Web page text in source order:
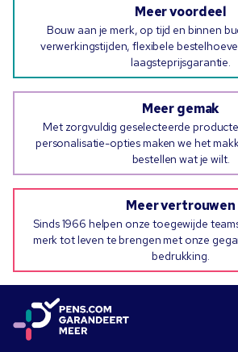
Meer voordeel
Bouw aan je merk, op tijd en binnen
verwerkingstijden, flexibele
laagsteprijsgarantie.
Meer gemak
Met zorgvuldig geselecteerde
personalisatie-opties maken we het
bestellen wat je wilt.
Meer vertrouwen
Sinds 1966 helpen onze toegewijde
merk tot leven te brengen met onze
bedrukking.